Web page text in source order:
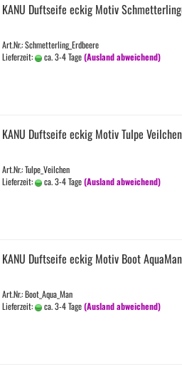
KANU Duft­sei­fe eckig Motiv
Art.Nr.: Schmetterling_Erdbeere
Lieferzeit:
ca. 3-4 Tage(Ausland abweichend)
KANU Duft­sei­fe eckig Motiv Tulpe
Art.Nr.: Tulpe_Veilchen
Lieferzeit:
ca. 3-4 Tage(Ausland abweichend)
KANU Duft­sei­fe eckig Motiv Boot
Art.Nr.: Boot_Aqua_Man
Lieferzeit:
ca. 3-4 Tage(Ausland abweichend)